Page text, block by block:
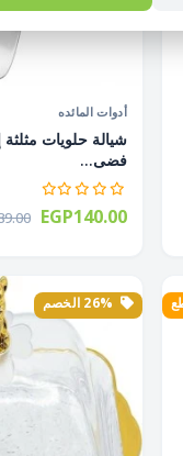
أدوات المائده
فضى...
EGP140.00